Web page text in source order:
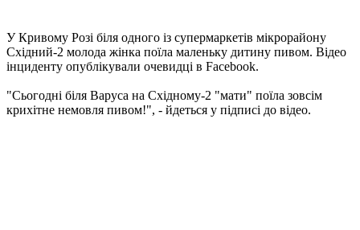
У Кривому Розі біля одного із супермаркетів мікрорайону
Східний-2 молода жінка поїла маленьку дитину пивом. Відео
інциденту опублікували очевидці в Facebook.
"Сьогодні біля Варуса на Східному-2 "мати" поїла зовсім
крихітне немовля пивом!", - йдеться у підписі до відео.